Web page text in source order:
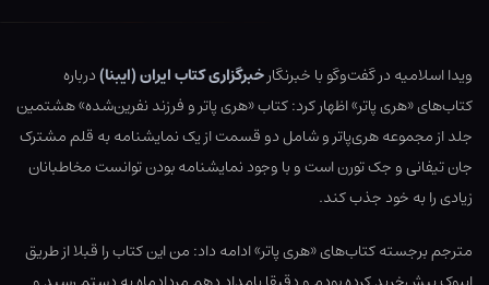
ویدا اسلامیه در گفت‌وگو با خبرنگارخبرگزاری کتاب ایران (ایبنا)درباره
کتاب‌های «هری‌ پاتر» اظهار کرد: کتاب «هری پاتر و فرزند نفرین‌شده» هشتمین
جلد از مجموعه هری‌پاتر و شامل دو قسمت از یک نمایشنامه به قلم مشترک
جان تیفانی و جک تورن است و با وجود نمایشنامه بودن توانست مخاطبانان
زیادی را به خود جذب کند.
مترجم برجسته کتاب‌های «هری پاتر» ادامه داد: من این کتاب را قبلا از طریق